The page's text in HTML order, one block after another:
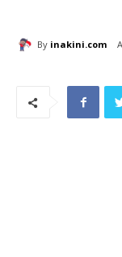
By inakini.com